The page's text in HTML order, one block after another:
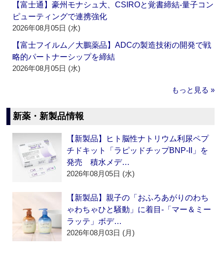
【富士通】豪州モナシュ大、CSIROと覚書締結‐量子コン
ピューティングで連携強化
2026年08月05日 (水)
【富士フイルム／大鵬薬品】ADCの製造技術の開発で戦
略的パートナーシップを締結
2026年08月05日 (水)
もっと見る »
新薬・新製品情報
【新製品】ヒト脳性ナトリウム利尿ペプ
チドキット「ラピッドチップBNP-II」を
発売 積水メデ…
2026年08月05日 (水)
【新製品】親子の「おふろあがりのわち
ゃわちゃひと騒動」に着目‐「マー＆ミー
ラッテ」ボデ…
2026年08月03日 (月)